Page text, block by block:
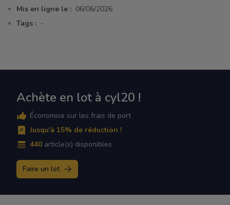
Mis en ligne le : 06/06/2026
Tags : -
Achète en lot à cyl20 !
Économise sur les frais de port
Jusqu'à 15% de réduction !
440 article(s) disponibles
Faire un lot